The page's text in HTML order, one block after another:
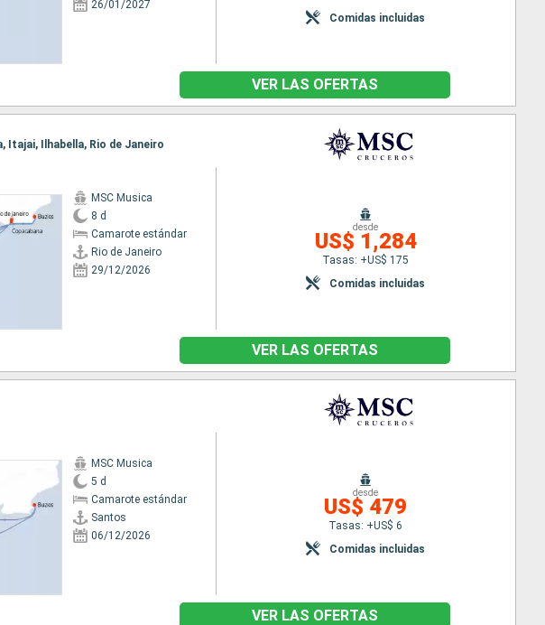
26/01/2027
Comidas incluidas
VER LAS OFERTAS
Itajai, Ilhabella, Rio de Janeiro
MSC Musica
8 d
Camarote estándar
Rio de Janeiro
29/12/2026
desde
US$ 1,284
Tasas: +US$ 175
Comidas incluidas
VER LAS OFERTAS
MSC Musica
5 d
Camarote estándar
Santos
06/12/2026
desde
US$ 479
Tasas: +US$ 6
Comidas incluidas
VER LAS OFERTAS